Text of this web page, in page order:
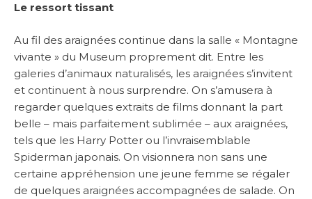
Le ressort tissant
Au fil des araignées continue dans la salle « Montagne
vivante » du Museum proprement dit. Entre les
galeries d’animaux naturalisés, les araignées s’invitent
et continuent à nous surprendre. On s’amusera à
regarder quelques extraits de films donnant la part
belle – mais parfaitement sublimée – aux araignées,
tels que les Harry Potter ou l’invraisemblable
Spiderman japonais. On visionnera non sans une
certaine appréhension une jeune femme se régaler
de quelques araignées accompagnées de salade. On